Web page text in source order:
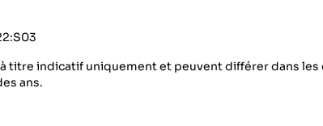
titre indicatif uniquement et peuvent différer dans
ans.